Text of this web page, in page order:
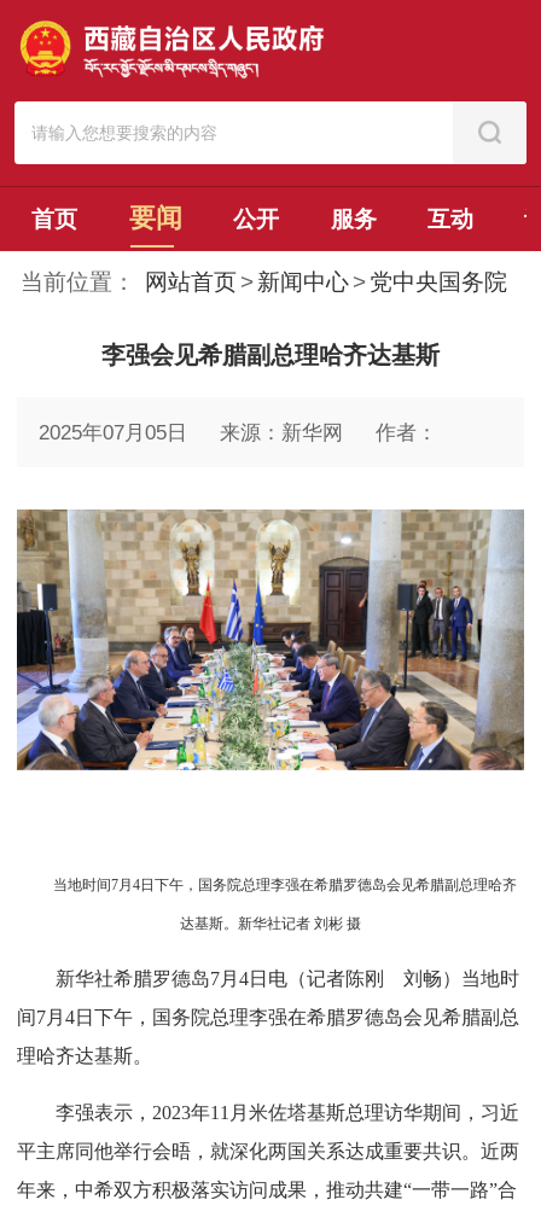
首页 要闻 公开 服务 互动
当前位置： 网站首页 > 新闻中心 > 党中央国务院
李强会见希腊副总理哈齐达基斯
2025年07月05日 来源：新华网 作者：
当地时间7月4日下午，国务院总理李强在希腊罗德岛会见希腊副总理哈齐
达基斯。新华社记者 刘彬 摄
新华社希腊罗德岛7月4日电（记者陈刚 刘畅）当地时
间7月4日下午，国务院总理李强在希腊罗德岛会见希腊副总
理哈齐达基斯。
李强表示，2023年11月米佐塔基斯总理访华期间，习近
平主席同他举行会晤，就深化两国关系达成重要共识。近两
年来，中希双方积极落实访问成果，推动共建“一带一路”合